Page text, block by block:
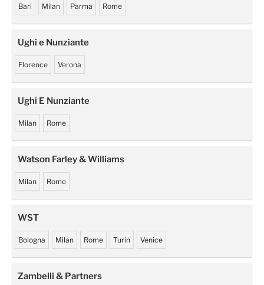
Bari Milan Parma Rome
Ughi e Nunziante
Florence Verona
Ughi E Nunziante
Milan Rome
Watson Farley & Williams
Milan Rome
WST
Bologna Milan Rome Turin Venice
Zambelli & Partners